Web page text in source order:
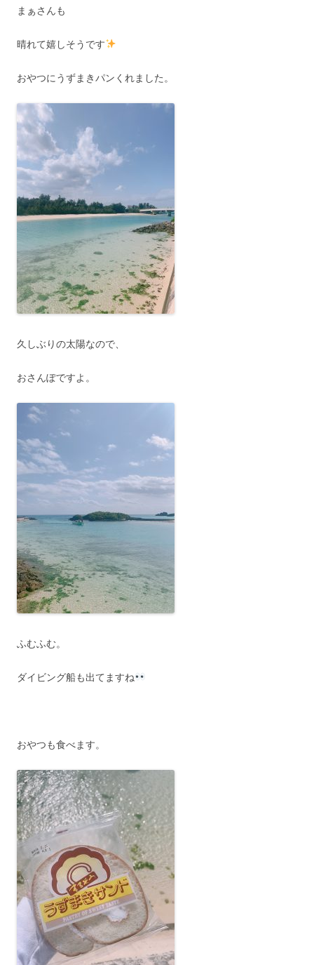
まぁさんも
晴れて嬉しそうです
おやつにうずまきパンくれました。
久しぶりの太陽なので、
おさんぽですよ。
ふむふむ。
ダイビング船も出てますね
おやつも食べます。